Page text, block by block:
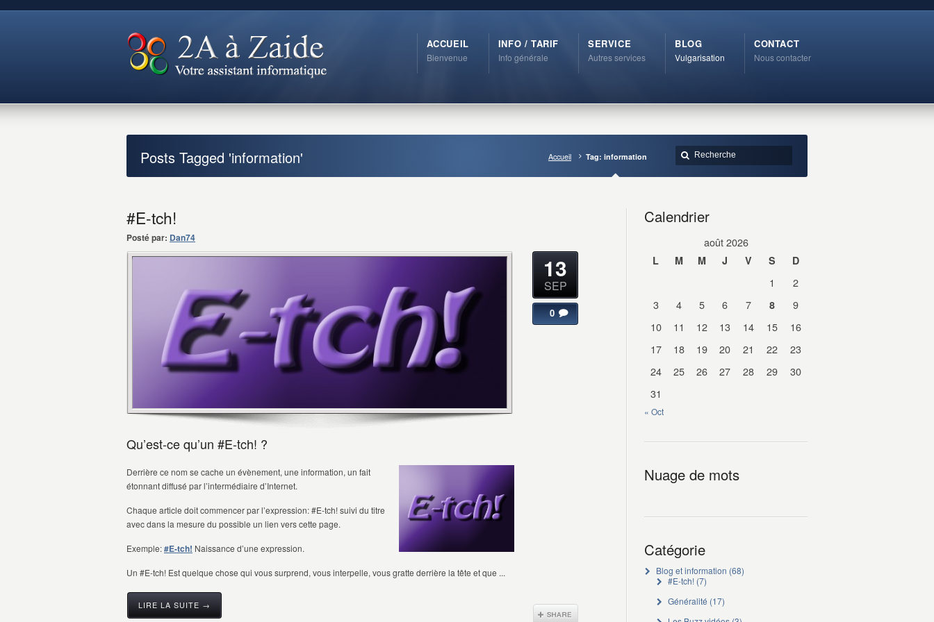
ACCUEIL
Bienvenue
INFO / TARIF
Info générale
SERVICE
Autres services
BLOG
Vulgarisation
CONTACT
Nous contacter
Posts Tagged 'information' Accueil Tag: information
#E-tch!
Posté par: Dan74
Qu’est-ce qu’un #E-tch! ?
Derrière ce nom se cache un évènement, une information, un fait
étonnant diffusé par l’intermédiaire d’Internet.
Chaque article doit commencer par l’expression: #E-tch! suivi du titre
avec dans la mesure du possible un lien vers cette page.
Exemple:#E-tch! Naissance d’une expression.
Un #E-tch! Est quelque chose qui vous surprend, vous interpelle, vous gratte derrière la tête et que ...
LIRE LA SUITE →
13
SEP
0
Calendrier
août 2026
L M M J V S D
1
2
3
4 5 6 7 8
9
10
11 12 13 14 15
16
17
18 19 20 21 22
23
24
25 26 27 28 29
30
31
« Oct
Nuage de mots
Catégorie
Blog et information (68)
#E-tch!(7)
Généralité (17)